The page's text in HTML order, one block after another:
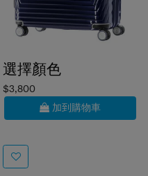
選擇顏色
$3,800
加到購物車